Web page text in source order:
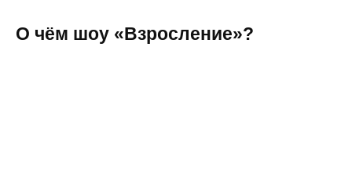
О чём шоу «Взросление»?